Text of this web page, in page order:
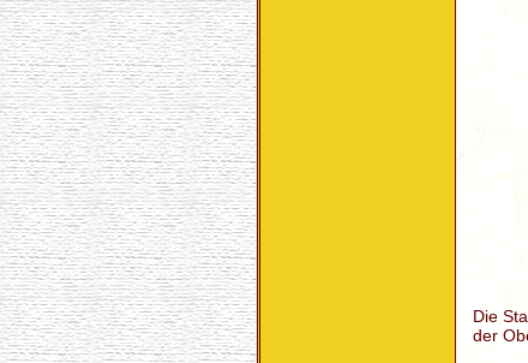
Die
der